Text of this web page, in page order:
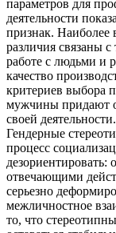
параметров для
деятельности
признак.
различия связаны
работе с людьми и
качество
критериев выбора
мужчины придают
своей деятельности.
Гендерные
процесс
отвечающими
серьезно
межличностное
то, что